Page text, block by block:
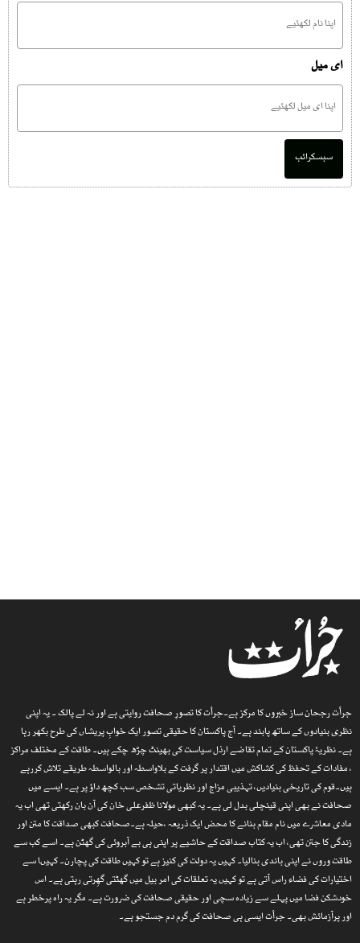
ای میل
سبسکرائب
جرأت رجحان ساز خبروں کا مرکز ہے۔جرأت کا تصورِ صحافت روایتی ہے اور نہ لے پالک ۔ یہ اپنی
نظری بنیادوں کے ساتھ پابند ہے۔ آج پاکستان کا حقیقی تصور ایک خوابِ پریشاں کی طرح بکھر رہا
ہے۔ نظریۂ پاکستان کے تمام تقاضے ارذل سیاست کی بھینٹ چڑھ چکے ہیں۔ طاقت کے مختلف مراکز
، مفادات کے تحفظ کی کشاکش میں اقتدار پر گرفت کے بلاواسطہ اور بالواسطہ طریقے تلاش کررہے
ہیں۔قوم کی تاریخی بنیادیں، تہذیبی مزاج اور نظریاتی تشخص سب کچھ داؤ پر ہے۔ ایسے میں
صحافت نے بھی اپنی قینچلی بدل لی ہے۔ یہ کبھی مولانا ظفرعلی خان کی آن بان رکھتی تھی اب یہ
مادی معاشرے میں نام مقام بنانے کا محض ایک ذریعہ ،حیلہ ہے۔صحافت کبھی صداقت کا متن اور
زندگی کا جتن تھی، اب یہ کتاب صداقت کے حاشیے پر اپنی ہی بے آبروئی کی گھٹن ہے۔ اسے کب سے
طاقت وروں نے اپنی باندی بنالیا۔ کہیں یہ دولت کی کنیز ہے تو کہیں طاقت کی پچارن۔ کہیںا سے
اختیارات کی فضاء راس آتی ہے تو کہیں یہ تعلقات کی امر بیل میں گھٹتی گھِرتی رہتی ہے۔ اس
خودشکن فضا میں پہلے سے زیادہ سچی اور حقیقی صحافت کی ضرورت ہے۔ مگر یہ راہ پرخطر ہے
اور پرآزمائش بھی۔ جرأت ایسی ہی صحافت کی گرم دم جستجو ہے۔